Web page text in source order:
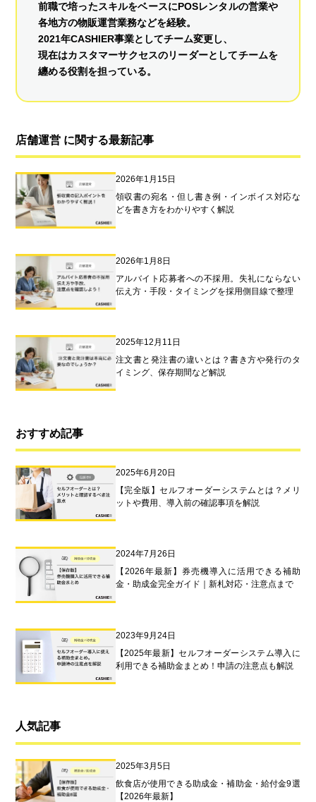
前職で培ったスキルをベースにPOSレンタルの営業や
各地方の物販運営業務などを経験。
2021年CASHIER事業としてチーム変更し、
現在はカスタマーサクセスのリーダーとしてチームを
纏める役割を担っている。
店舗運営 に関する最新記事
2026年1月15日
領収書の宛名・但し書き例・インボイス対応な
どを書き方をわかりやすく解説
2026年1月8日
アルバイト応募者への不採用。失礼にならない
伝え方・手段・タイミングを採用側目線で整理
2025年12月11日
注文書と発注書の違いとは？書き方や発行のタ
イミング、保存期間など解説
おすすめ記事
2025年6月20日
【完全版】セルフオーダーシステムとは？メリ
ットや費用、導入前の確認事項を解説
2024年7月26日
【2026年最新】券売機導入に活用できる補助
金・助成金完全ガイド｜新札対応・注意点まで
2023年9月24日
【2025年最新】セルフオーダーシステム導入に
利用できる補助金まとめ！申請の注意点も解説
人気記事
2025年3月5日
飲食店が使用できる助成金・補助金・給付金9選
【2026年最新】